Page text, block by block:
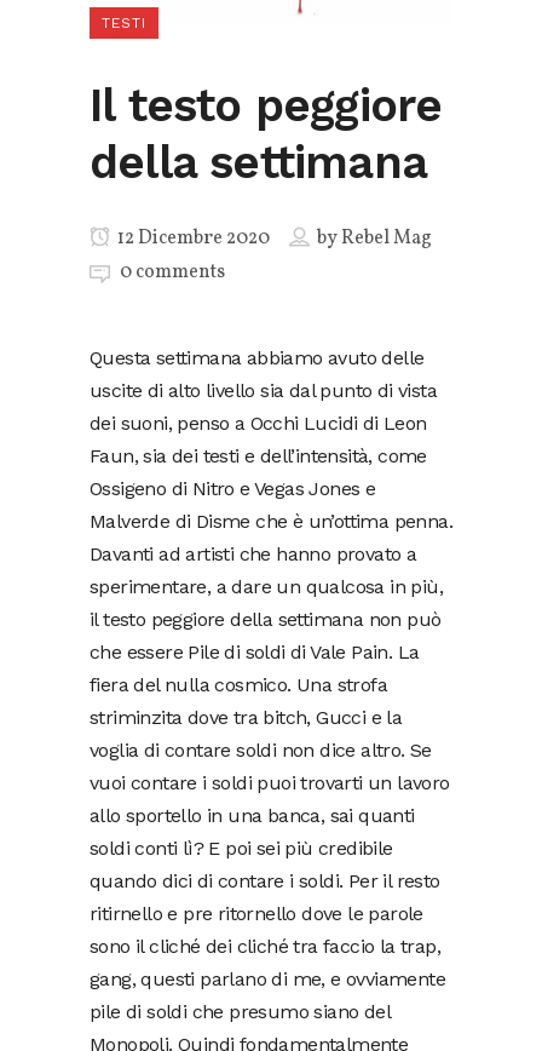
TESTI
Il testo peggiore
della settimana
12 Dicembre 2020 byRebel Mag
0 comments
Questa settimana abbiamo avuto delle
uscite di alto livello sia dal punto di vista
dei suoni, penso a Occhi Lucidi di Leon
Faun, sia dei testi e dell’intensità, come
Ossigeno di Nitro e Vegas Jones e
Malverde di Disme che è un’ottima penna.
Davanti ad artisti che hanno provato a
sperimentare, a dare un qualcosa in più,
il testo peggiore della settimana non può
che essere Pile di soldi di Vale Pain. La
fiera del nulla cosmico. Una strofa
striminzita dove tra bitch, Gucci e la
voglia di contare soldi non dice altro. Se
vuoi contare i soldi puoi trovarti un lavoro
allo sportello in una banca, sai quanti
soldi conti lì? E poi sei più credibile
quando dici di contare i soldi. Per il resto
ritirnello e pre ritornello dove le parole
sono il cliché dei cliché tra faccio la trap,
gang, questi parlano di me, e ovviamente
pile di soldi che presumo siano del
Monopoli. Quindi fondamentalmente